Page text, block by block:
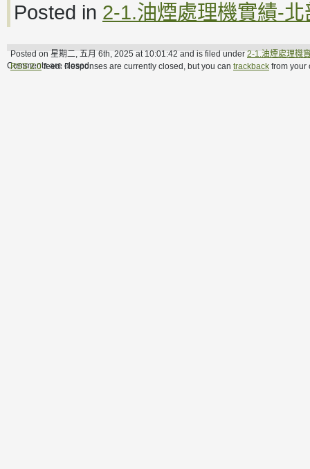
Posted in 2-1.油煙處理機實績-北
Posted on 星期二, 五月 6th, 2025 at 10:01:42 and is filed under 2-1.油煙處理機
RSS 2.0feed. Responses are currently closed, but you can trackback from your
Comments are closed.